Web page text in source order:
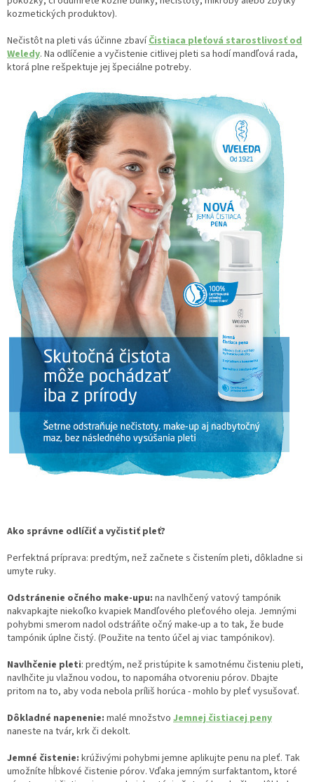
kozmetických produktov).
Nečistôt na pleti vás účinne zbavíČistiaca pleťová starostlivosť od
Weledy. Na odlíčenie a vyčistenie citlivej pleti sa hodí mandľová rada,
ktorá plne rešpektuje jej špeciálne potreby.
Ako správne odlíčiť a vyčistiť pleť?
Perfektná príprava: predtým, než začnete s čistením pleti, dôkladne si
umyte ruky.
Odstránenie očného make-upu: na navlhčený vatový tampónik
nakvapkajte niekoľko kvapiek Mandľového pleťového oleja. Jemnými
pohybmi smerom nadol odstráňte očný make-up a to tak, že bude
tampónik úplne čistý. (Použite na tento účel aj viac tampónikov).
Navlhčenie pleti: predtým, než pristúpite k samotnému čisteniu pleti,
navlhčite ju vlažnou vodou, to napomáha otvoreniu pórov. Dbajte
pritom na to, aby voda nebola príliš horúca - mohlo by pleť vysušovať.
Dôkladné napenenie: malé množstvo Jemnej čistiacej peny
naneste na tvár, krk či dekolt.
Jemné čistenie: krúživými pohybmi jemne aplikujte penu na pleť. Tak
umožníte hĺbkové čistenie pórov. Vďaka jemným surfaktantom, ktoré